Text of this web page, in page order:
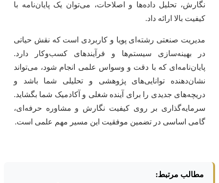
نگارش، تحلیل داده‌ها و اصلاحات، می‌توان یک پایان‌نامه با
کیفیت بالا ارائه داد.
مدیریت صنعتی رشته‌ای پویا و کاربردی است که نقش حیاتی
در بهینه‌سازی سیستم‌ها و فرآیندهای کسب‌وکار دارد.
پایان‌نامه‌ای که با دقت و وسواس علمی انجام شود، می‌تواند
نشان‌دهنده توانایی‌های پژوهشی و تحلیلی شما باشد و
دریچه‌های جدیدی را برای آینده شغلی و آکادمیک شما بگشاید.
سرمایه‌گذاری بر روی کیفیت نگارش و مشاوره حرفه‌ای،
گامی اساسی در تضمین موفقیت این مسیر مهم علمی است.
مطالب مرتبط: